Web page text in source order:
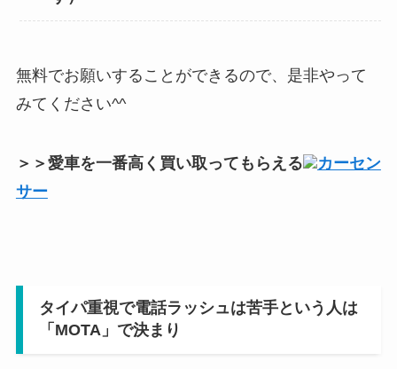
無料でお願いすることができるので、是非やって
みてください^^
＞＞愛車を一番高く買い取ってもらえる
カーセン
サー
タイパ重視で電話ラッシュは苦手という人は
「MOTA」で決まり